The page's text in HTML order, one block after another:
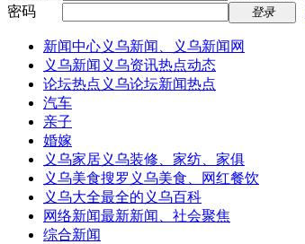
密码
登录
新闻中心义乌新闻、义乌新闻网
义乌新闻 义乌资讯热点动态
论坛热点 义乌论坛新闻热点
汽车
亲子
婚嫁
义乌家居义乌装修、家纺、家俱
义乌美食搜罗义乌美食、网红餐饮
义乌大全最全的义乌百科
网络新闻最新新闻、社会聚焦
综合新闻